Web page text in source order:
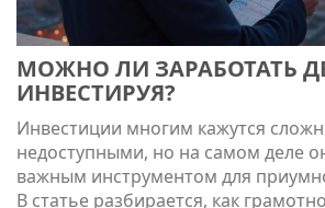
МОЖНО ЛИ ЗАРАБОТАТЬ
ИНВЕСТИРУЯ?
Инвестиции многим кажутся
недоступными, но на самом деле
важным инструментом для
В статье разбирается, как